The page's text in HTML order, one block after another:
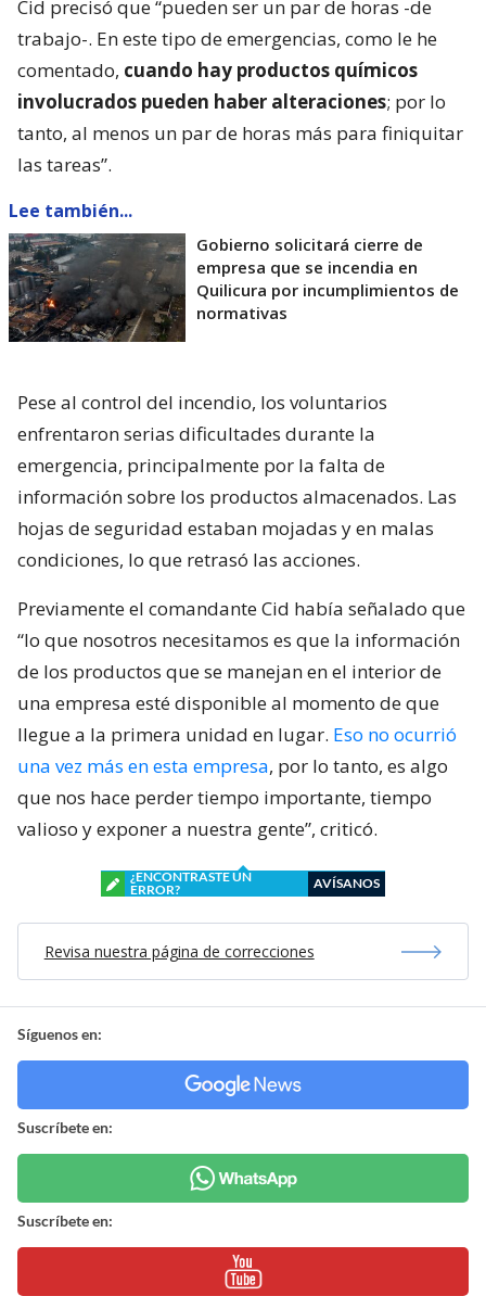
Cid precisó que “pueden ser un par de horas -de
trabajo-. En este tipo de emergencias, como le he
comentado, cuando hay productos químicos
involucrados pueden haber alteraciones; por lo
tanto, al menos un par de horas más para finiquitar
las tareas”.
Lee también...
Gobierno solicitará cierre de
empresa que se incendia en
Quilicura por incumplimientos de
normativas
Pese al control del incendio, los voluntarios
enfrentaron serias dificultades durante la
emergencia, principalmente por la falta de
información sobre los productos almacenados. Las
hojas de seguridad estaban mojadas y en malas
condiciones, lo que retrasó las acciones.
Previamente el comandante Cid había señalado que
“lo que nosotros necesitamos es que la información
de los productos que se manejan en el interior de
una empresa esté disponible al momento de que
llegue a la primera unidad en lugar. Eso no ocurrió
una vez más en esta empresa, por lo tanto, es algo
que nos hace perder tiempo importante, tiempo
valioso y exponer a nuestra gente”, criticó.
¿ENCONTRASTE UN
ERROR?
AVÍSANOS
Revisa nuestra página de correcciones
Síguenos en:
Suscríbete en:
Suscríbete en: